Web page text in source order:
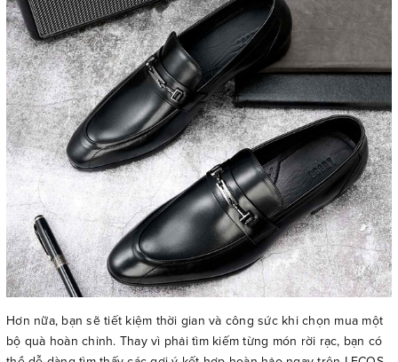
Hơn nữa, bạn sẽ tiết kiệm thời gian và công sức khi chọn mua một
bộ quà hoàn chỉnh. Thay vì phải tìm kiếm từng món rời rạc, bạn có